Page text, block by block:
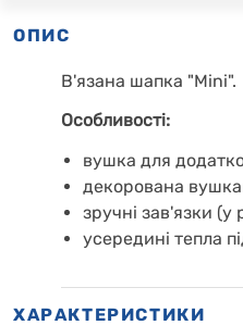
ОПИС
В'язана шапка "Mini".
Особливості:
вушка для
декорована
зручні зав'язки (у
усередині тепла
ХАРАКТЕРИСТИКИ